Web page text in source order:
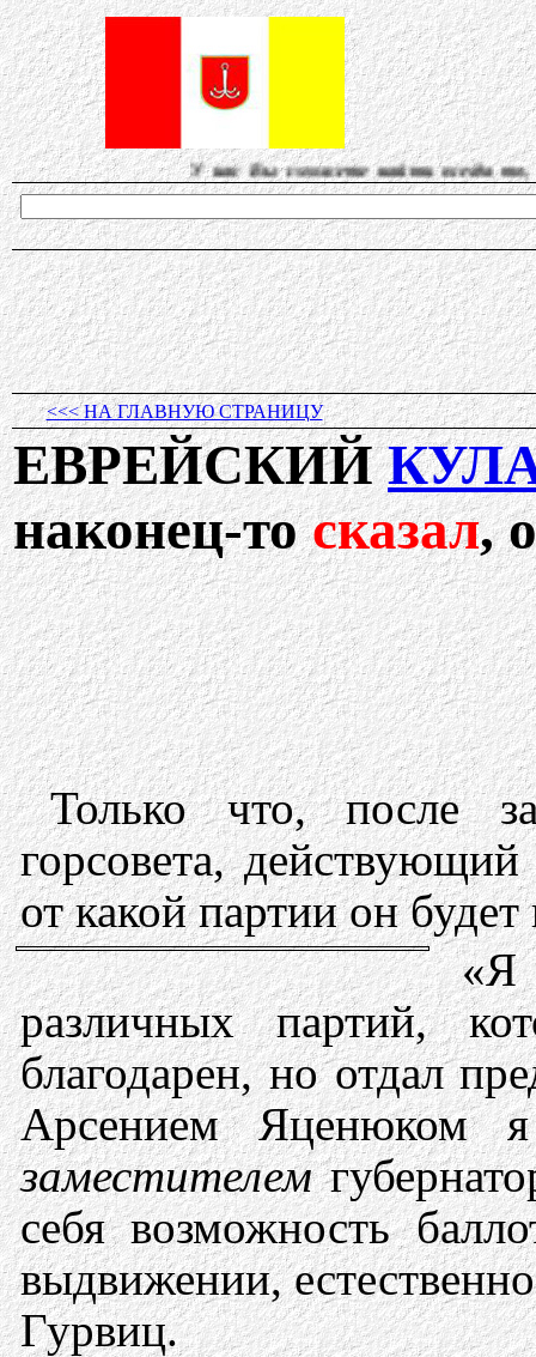
У нас Вы сможете найти всегда то, о чем
<<< НА ГЛАВНУЮ СТРАНИЦУ
ЕВРЕЙСКИЙ
наконец-тосказал,
Только что, после
горсовета,
от какой партии он
«Я
различных партий,
благодарен, но отдал
Арсением Яценюком
заместителем
себя возможность
выдвижении,
Гурвиц.